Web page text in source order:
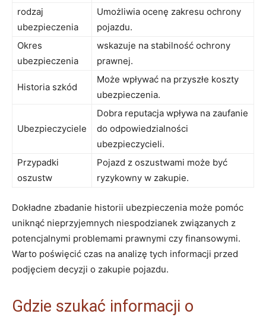
rodzaj
ubezpieczenia
Umożliwia ocenę zakresu ochrony
pojazdu.
Okres
ubezpieczenia
wskazuje na stabilność ochrony
prawnej.
Historia szkód
Może wpływać na przyszłe koszty
ubezpieczenia.
Ubezpieczyciele
Dobra reputacja wpływa na zaufanie
do odpowiedzialności
ubezpieczycieli.
Przypadki
oszustw
Pojazd z oszustwami może być
ryzykowny w zakupie.
Dokładne zbadanie historii ubezpieczenia może pomóc
uniknąć nieprzyjemnych niespodzianek związanych z
potencjalnymi problemami prawnymi czy finansowymi.
Warto poświęcić czas na analizę tych informacji przed
podjęciem decyzji o zakupie pojazdu.
Gdzie szukać informacji o